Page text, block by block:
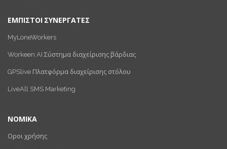
ΕΜΠΙΣΤΟΙ ΣΥΝΕΡΓΑΤΕΣ
MyLoneWorkers
Workeen AI Σύστημα διαχείρισης βάρδιας
GPSlive Πλατφόρμα διαχείρισης στόλου
LiveAll SMS Marketing
ΝΟΜΙΚΑ
Οροι χρήσης